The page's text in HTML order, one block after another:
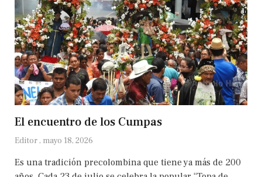
El encuentro de los Cumpas
Editor mayo 18, 2026
Es una tradición precolombina que tiene ya más de 200